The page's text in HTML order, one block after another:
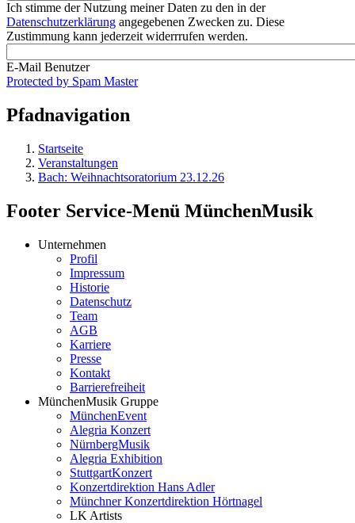
Ich stimme der Nutzung meiner Daten zu den in der
Datenschutzerklärung angegebenen Zwecken zu. Diese
Zustimmung kann jederzeit widerrrufen werden.
E-Mail Benutzer
Protected by Spam Master
Pfadnavigation
Startseite
Veranstaltungen
Bach: Weihnachtsoratorium 23.12.26
Footer Service-Menü MünchenMusik
Unternehmen
Profil
Impressum
Historie
Datenschutz
Team
AGB
Karriere
Presse
Kontakt
Barrierefreiheit
MünchenMusik Gruppe
MünchenEvent
Alegria Konzert
NürnbergMusik
Alegria Exhibition
StuttgartKonzert
Konzertdirektion Hans Adler
Münchner Konzertdirektion Hörtnagel
LK Artists